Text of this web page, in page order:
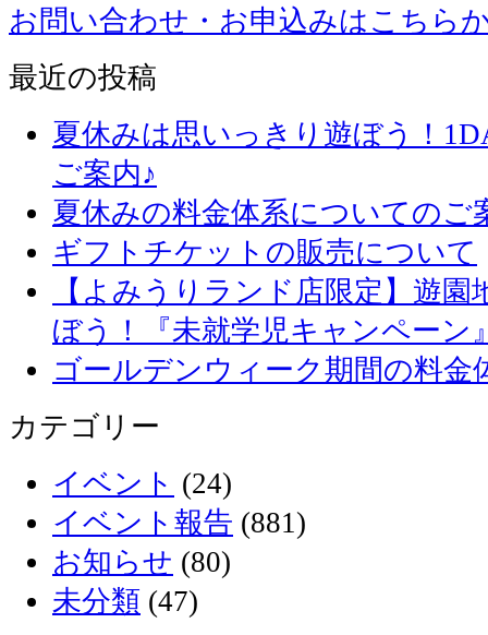
お問い合わせ・お申込みはこちら
最近の投稿
夏休みは思いっきり遊ぼう！
ご案内♪
夏休みの料金体系についてのご
ギフトチケットの販売について
【よみうりランド店限定】遊
ぼう！『未就学児キャンペーン
ゴールデンウィーク期間の料金
カテゴリー
イベント (24)
イベント報告 (881)
お知らせ (80)
未分類 (47)